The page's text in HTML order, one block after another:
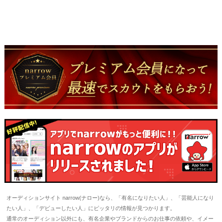
オーディションサイト narrow(ナロー)なら、「有名になりたい人」、「芸能人になり
たい人」、「デビューしたい人」にピッタリの情報が見つかります。
通常のオーディション以外にも、有名企業やブランドからのお仕事の依頼や、イメー